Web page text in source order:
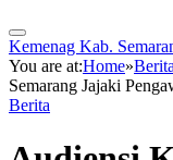
Kemenag Kab.
You are at:Home»Berita
Semarang Jajaki
Berita